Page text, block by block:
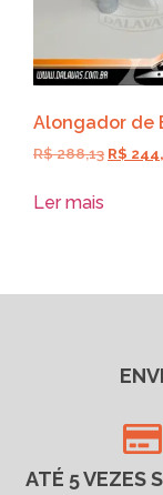
Alongador de
R$288,13 R$
Ler mais
ATÉ 5 VEZES